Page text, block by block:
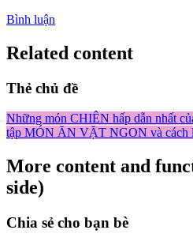
Bình luận
Related content
Thẻ chủ đề
Những món CHIÊN hấp dẫn nhất
tập MÓN ĂN VẶT NGON và cách
More content and
side)
Chia sẻ cho bạn bè